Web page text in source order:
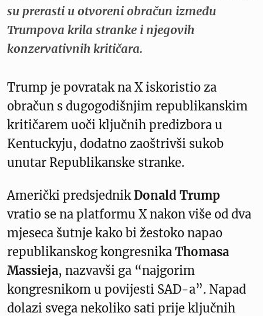
su prerasti u otvoreni obračun između
Trumpova krila stranke i njegovih
konzervativnih kritičara.
Trump je povratak na X iskoristio za
obračun s dugogodišnjim republikanskim
kritičarem uoči ključnih predizbora u
Kentuckyju, dodatno zaoštrivši sukob
unutar Republikanske stranke.
Američki predsjednik Donald Trump
vratio se na platformu X nakon više od dva
mjeseca šutnje kako bi žestoko napao
republikanskog kongresnika Thomasa
Massieja, nazvavši ga “najgorim
kongresnikom u povijesti SAD-a”. Napad
dolazi svega nekoliko sati prije ključnih